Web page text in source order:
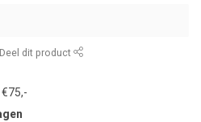
Deel dit product